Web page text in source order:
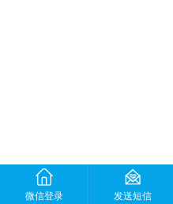
微信登录 发送短信